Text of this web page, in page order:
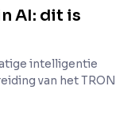
AI: dit is
intelligentie
van het TRON